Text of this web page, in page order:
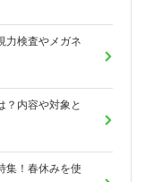
力検査やメガネ
？内容や対象と
集！春休みを使